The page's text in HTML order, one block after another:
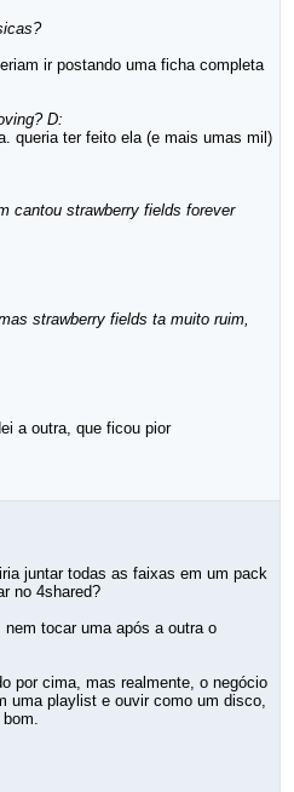
ir postando uma ficha completa
D:
queria ter feito ela (e mais umas mil)
cantou strawberry fields forever
strawberry fields ta muito ruim,
a outra, que ficou pior
juntar todas as faixas em um pack
no 4shared?
tocar uma após a outra o
por cima, mas realmente, o negócio
uma playlist e ouvir como um disco,